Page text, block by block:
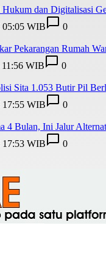
dan Digitalisasi
05:05 WIB
0
Pekarangan Rumah
WIB
0
Sita 1.053 Butir Pil
17:55 WIB
0
Bulan, Ini Jalur
17:53 WIB 0